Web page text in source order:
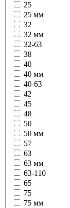
25
25 мм
32
32 мм
32-63
38
40
40 мм
40-63
42
45
48
50
50 мм
57
63
63 мм
63-110
65
75
75 мм